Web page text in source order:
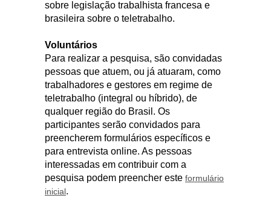
sobre legislação trabalhista francesa e
brasileira sobre o teletrabalho.
Voluntários
Para realizar a pesquisa, são convidadas
pessoas que atuem, ou já atuaram, como
trabalhadores e gestores em regime de
teletrabalho (integral ou híbrido), de
qualquer região do Brasil. Os
participantes serão convidados para
preencherem formulários específicos e
para entrevista online. As pessoas
interessadas em contribuir com a
pesquisa podem preencher este formulário
inicial.